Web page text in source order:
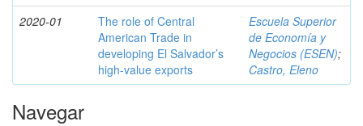
2020-01
The role of Central
American Trade in
developing El Salvador’s
high-value exports
Escuela Superior
de Economía y
Negocios (ESEN);
Castro, Eleno
Navegar